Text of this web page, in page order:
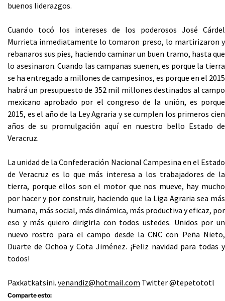
buenos liderazgos.
Cuando tocó los intereses de los poderosos José Cárdel
Murrieta inmediatamente lo tomaron preso, lo martirizaron y
rebanaros sus pies, haciendo caminar un buen tramo, hasta que
lo asesinaron. Cuando las campanas suenen, es porque la tierra
se ha entregado a millones de campesinos, es porque en el 2015
habrá un presupuesto de 352 mil millones destinados al campo
mexicano aprobado por el congreso de la unión, es porque
2015, es el año de la Ley Agraria y se cumplen los primeros cien
años de su promulgación aquí en nuestro bello Estado de
Veracruz.
La unidad de la Confederación Nacional Campesina en el Estado
de Veracruz es lo que más interesa a los trabajadores de la
tierra, porque ellos son el motor que nos mueve, hay mucho
por hacer y por construir, haciendo que la Liga Agraria sea más
humana, más social, más dinámica, más productiva y eficaz, por
eso y más quiero dirigirla con todos ustedes. Unidos por un
nuevo rostro para el campo desde la CNC con Peña Nieto,
Duarte de Ochoa y Cota Jiménez. ¡Feliz navidad para todas y
todos!
Paxkatkatsini. venandiz@hotmail.com Twitter @tepetototl
Comparte esto: